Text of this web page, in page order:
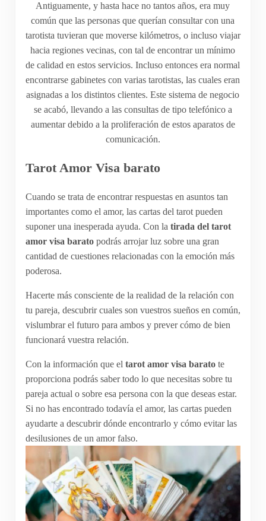
Antiguamente, y hasta hace no tantos años, era muy
común que las personas que querían consultar con una
tarotista tuvieran que moverse kilómetros, o incluso viajar
hacia regiones vecinas, con tal de encontrar un mínimo
de calidad en estos servicios. Incluso entonces era normal
encontrarse gabinetes con varias tarotistas, las cuales eran
asignadas a los distintos clientes. Este sistema de negocio
se acabó, llevando a las consultas de tipo telefónico a
aumentar debido a la proliferación de estos aparatos de
comunicación.
Tarot Amor Visa barato
Cuando se trata de encontrar respuestas en asuntos tan
importantes como el amor, las cartas del tarot pueden
suponer una inesperada ayuda. Con la tirada del tarot
amor visa barato podrás arrojar luz sobre una gran
cantidad de cuestiones relacionadas con la emoción más
poderosa.
Hacerte más consciente de la realidad de la relación con
tu pareja, descubrir cuales son vuestros sueños en común,
vislumbrar el futuro para ambos y prever cómo de bien
funcionará vuestra relación.
Con la información que el tarot amor visa baratote
proporciona podrás saber todo lo que necesitas sobre tu
pareja actual o sobre esa persona con la que deseas estar.
Si no has encontrado todavía el amor, las cartas pueden
ayudarte a descubrir dónde encontrarlo y cómo evitar las
desilusiones de un amor falso.